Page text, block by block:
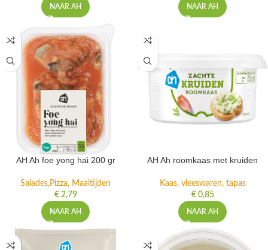
NAAR AH NAAR AH
AH Ah foe yong hai 200 gr
Salades,Pizza, Maaltijden
€2,79
NAAR AH
AH Ah roomkaas met kruiden
Kaas, vleeswaren, tapas
€0,85
NAAR AH